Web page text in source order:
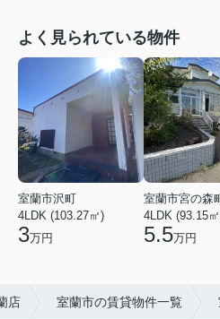
よく見られている物件
室蘭市沢町
4LDK (103.27㎡)
3万円
室蘭市宮の森
4LDK (93.15
5.5万円
店 室蘭市の賃貸物件一覧